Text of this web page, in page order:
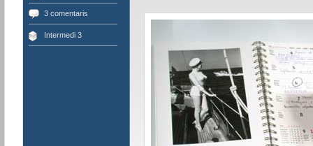
3 comentaris
Intermedi 3